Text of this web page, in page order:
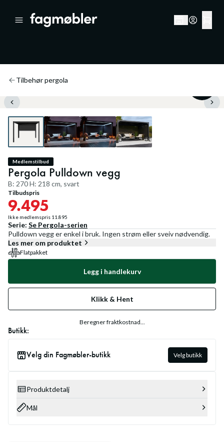
Tilbehør pergola
Medlemstilbud
Pergola Pulldown vegg
B: 270 H: 218 cm, svart
Tilbudspris
9.495
Ikke medlemspris 11.895
Serie: Se Pergola-serien
Pulldown vegg er enkel i bruk. Ingen strøm eller sveiv nødvendig.
Les mer om produktet
Flatpakket
Legg i handlekurv
Klikk & Hent
Beregner fraktkostnad...
Butikk:
Velg din Fagmøbler-butikk Velg butikk
Produktdetalj
Mål